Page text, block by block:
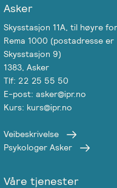
Asker
Skysstasjon 11A, til høyre for
Rema 1000 (postadresse er
Skysstasjon 9)
1383, Asker
Tlf: 22 25 55 50
E-post: asker@ipr.no
Kurs: kurs@ipr.no
Veibeskrivelse
Psykologer Asker
Våre tjenester